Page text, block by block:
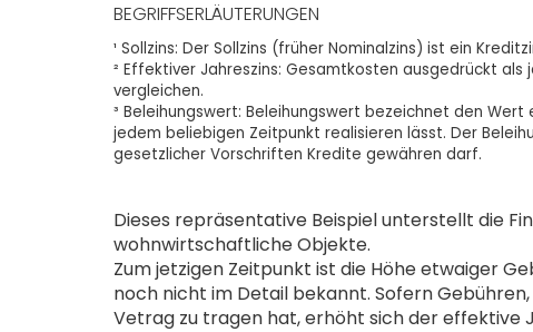
BEGRIFFSERLÄUTERUNGEN
¹ Sollzins: Der Sollzins (früher Nominalzins) ist ein
² Effektiver Jahreszins: Gesamtkosten ausgedrückt
vergleichen.
³ Beleihungswert: Beleihungswert bezeichnet den
jedem beliebigen Zeitpunkt realisieren lässt. Der
gesetzlicher Vorschriften Kredite gewähren darf.
Dieses repräsentative Beispiel unterstellt die
wohnwirtschaftliche Objekte.
Zum jetzigen Zeitpunkt ist die Höhe etwaiger
noch nicht im Detail bekannt. Sofern
Vetrag zu tragen hat, erhöht sich der effektive